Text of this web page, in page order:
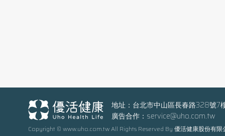
地址：台北市中山區長春路328號7
廣告合作： service@uho.com.tw
Copyright © www.uho.com.tw All Rights Reserved By 優活健康股份有限